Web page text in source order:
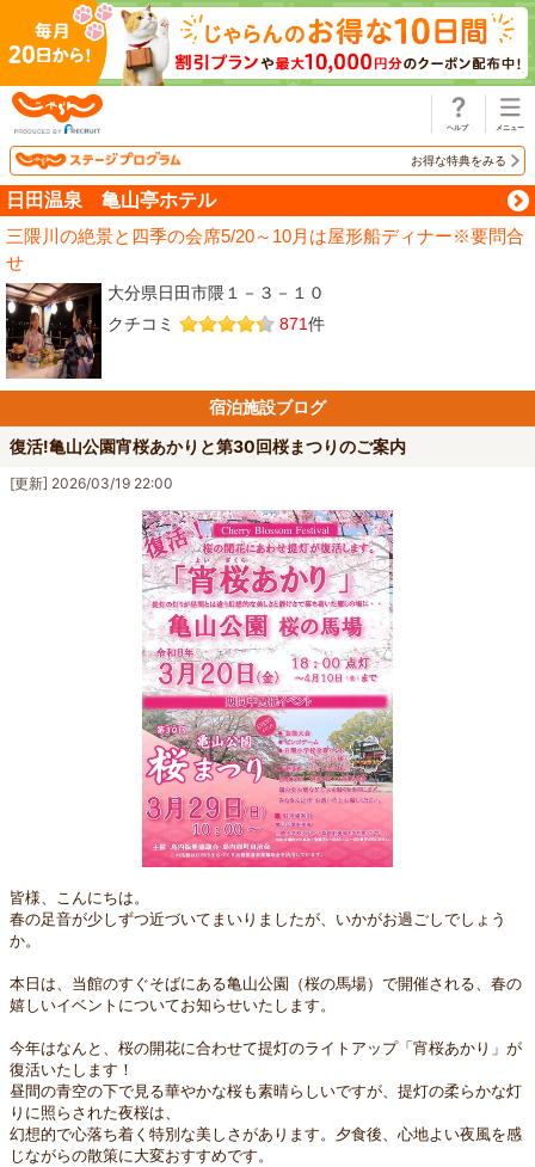
お得な特典をみる
日田温泉 亀山亭ホテル
三隈川の絶景と四季の会席5/20～10月は屋形船ディナー※要問合
せ
大分県日田市隈１－３－１０
クチコミ
871件
宿泊施設ブログ
復活!亀山公園宵桜あかりと第30回桜まつりのご案内
[更新] 2026/03/19 22:00
皆様、こんにちは。
春の足音が少しずつ近づいてまいりましたが、いかがお過ごしでしょう
か。
本日は、当館のすぐそばにある亀山公園（桜の馬場）で開催される、春の
嬉しいイベントについてお知らせいたします。
今年はなんと、桜の開花に合わせて提灯のライトアップ「宵桜あかり」が
復活いたします！
昼間の青空の下で見る華やかな桜も素晴らしいですが、提灯の柔らかな灯
りに照らされた夜桜は、
幻想的で心落ち着く特別な美しさがあります。夕食後、心地よい夜風を感
じながらの散策に大変おすすめです。